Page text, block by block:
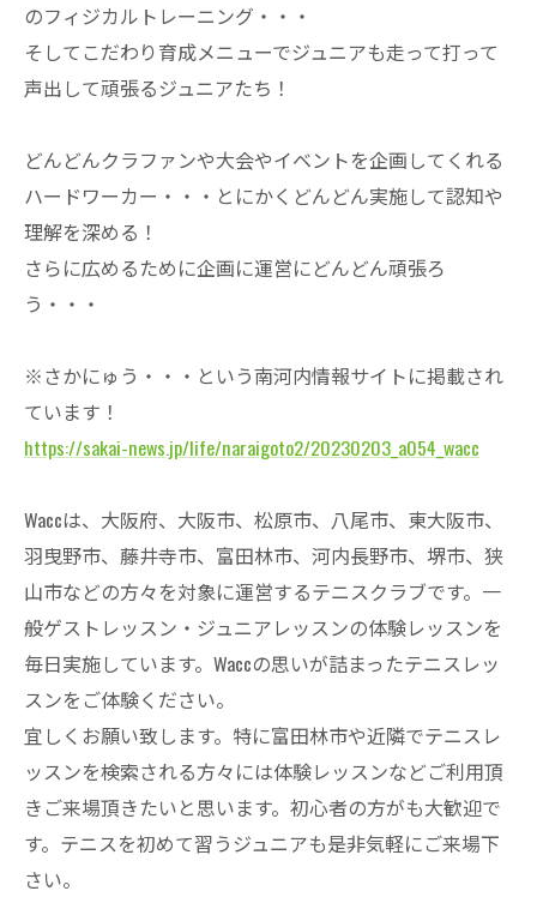
のフィジカルトレーニング・・・
そしてこだわり育成メニューでジュニアも走って打って
声出して頑張るジュニアたち！
どんどんクラファンや大会やイベントを企画してくれる
ハードワーカー・・・とにかくどんどん実施して認知や
理解を深める！
さらに広めるために企画に運営にどんどん頑張ろ
う・・・
※さかにゅう・・・という南河内情報サイトに掲載され
ています！
https://sakai-news.jp/life/naraigoto2/20230203_a054_wacc
Waccは、大阪府、大阪市、松原市、八尾市、東大阪市、
羽曳野市、藤井寺市、富田林市、河内長野市、堺市、狭
山市などの方々を対象に運営するテニスクラブです。一
般ゲストレッスン・ジュニアレッスンの体験レッスンを
毎日実施しています。Waccの思いが詰まったテニスレッ
スンをご体験ください。
宜しくお願い致します。特に富田林市や近隣でテニスレ
ッスンを検索される方々には体験レッスンなどご利用頂
きご来場頂きたいと思います。初心者の方がも大歓迎で
す。テニスを初めて習うジュニアも是非気軽にご来場下
さい。